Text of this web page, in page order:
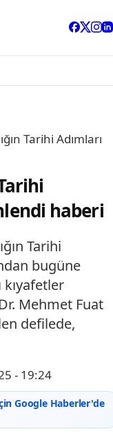
Tarihi Adımları
haberi
Tarihi
bugüne
kıyafetler
Mehmet Fuat
defilede,
- 19:24
Google Haberler'de